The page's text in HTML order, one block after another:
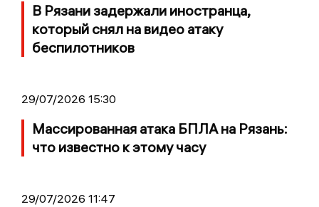
В Рязани задержали иностранца,
который снял на видео атаку
беспилотников
29/07/2026 15:30
Массированная атака БПЛА на Рязань:
что известно к этому часу
29/07/2026 11:47